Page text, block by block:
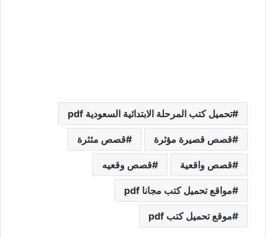
تحميل كتب المرحلة الابتدائية السعودية pdf
قصص قصيرة مؤثرة قصص مئثرة
قصص واقعية قصص وقعيه
مواقع تحميل كتب مجانا pdf
موقع تحميل كتب pdf